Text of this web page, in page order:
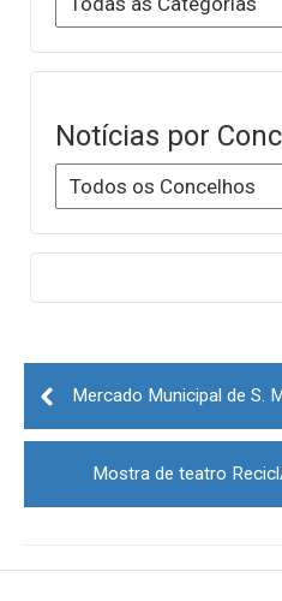
Notícias por
Post
navigation
Mostra de teatro